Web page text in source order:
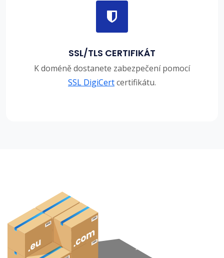
SSL/TLS CERTIFIKÁT
K doméně dostanete zabezpečení pomocí
SSL DigiCertcertifikátu.